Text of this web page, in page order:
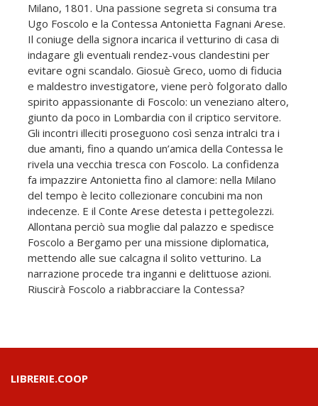
Milano, 1801. Una passione segreta si consuma tra
Ugo Foscolo e la Contessa Antonietta Fagnani Arese.
Il coniuge della signora incarica il vetturino di casa di
indagare gli eventuali rendez-vous clandestini per
evitare ogni scandalo. Giosuè Greco, uomo di fiducia
e maldestro investigatore, viene però folgorato dallo
spirito appassionante di Foscolo: un veneziano altero,
giunto da poco in Lombardia con il criptico servitore.
Gli incontri illeciti proseguono così senza intralci tra i
due amanti, fino a quando un’amica della Contessa le
rivela una vecchia tresca con Foscolo. La confidenza
fa impazzire Antonietta fino al clamore: nella Milano
del tempo è lecito collezionare concubini ma non
indecenze. E il Conte Arese detesta i pettegolezzi.
Allontana perciò sua moglie dal palazzo e spedisce
Foscolo a Bergamo per una missione diplomatica,
mettendo alle sue calcagna il solito vetturino. La
narrazione procede tra inganni e delittuose azioni.
Riuscirà Foscolo a riabbracciare la Contessa?
LIBRERIE.COOP